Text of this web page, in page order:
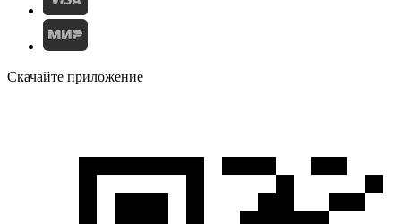
Скачайте приложение